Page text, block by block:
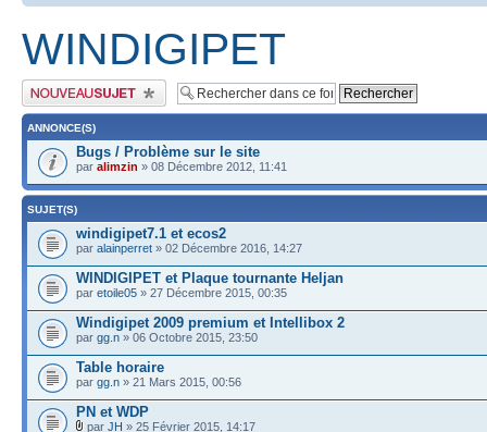
WINDIGIPET
Publier un nouveau sujet
ANNONCE(S)
Bugs / Problème sur le site
par alimzin » 08 Décembre 2012, 11:41
SUJET(S)
windigipet7.1 et ecos2
par alainperret » 02 Décembre 2016, 14:27
WINDIGIPET et Plaque tournante Heljan
par etoile05 » 27 Décembre 2015, 00:35
Windigipet 2009 premium et Intellibox 2
par gg.n » 06 Octobre 2015, 23:50
Table horaire
par gg.n » 21 Mars 2015, 00:56
PN et WDP
par JH » 25 Février 2015, 14:17